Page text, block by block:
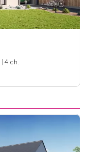
| 4 ch.